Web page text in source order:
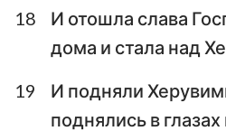
36
37 38 39
43
44 45 46
18
И отошла слава
дома и стала над
19
И подняли
поднялись в